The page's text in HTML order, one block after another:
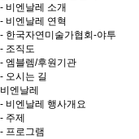
- 비엔날레 소개
- 비엔날레 연혁
- 한국자연미술가협회-야투
- 조직도
- 엠블렘/후원기관
- 오시는 길
비엔날레
- 비엔날레 행사개요
- 주제
- 프로그램